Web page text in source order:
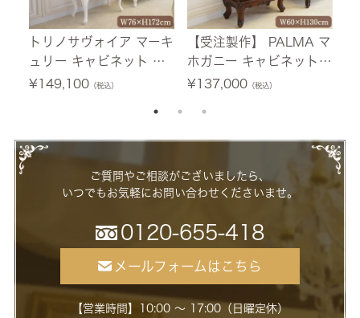
トリノサヴォイア マーキ
ュリー キャビネット ホ
ワイト 幅76cm 【送料無
¥149,100（税込）
【受注製作】 PALMA マ
ホガニー キャビネット
幅60cm 【送料無料/設
¥137,000（税込）
ご質問やご相談がございましたら、
いつでもお気軽にお問い合わせくださいませ。
0120-655-418
メールフォームはこちら
【営業時間】10:00 ～ 17:00（日曜定休）